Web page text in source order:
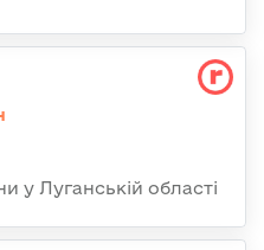
у Луганській області